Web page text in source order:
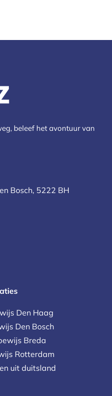
beleef het avontuur van
Bosch, 5222 BH
Den Haag
Den Bosch
Breda
Rotterdam
uit duitsland